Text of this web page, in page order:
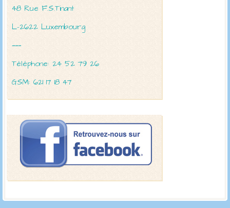
48 Rue F.S.Tinant
L-2622 Luxembourg
———
Téléphone: 24 52 79 26
GSM: 621 17 18 47